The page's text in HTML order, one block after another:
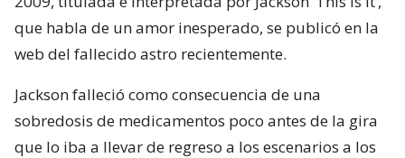
que habla de un amor inesperado, se publicó en la
web del fallecido astro recientemente.
Jackson falleció como consecuencia de una
sobredosis de medicamentos poco antes de la gira
que lo iba a llevar de regreso a los escenarios a los